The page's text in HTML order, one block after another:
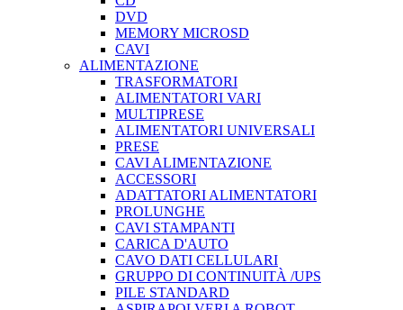
DVD
MEMORY MICROSD
CAVI
ALIMENTAZIONE
TRASFORMATORI
ALIMENTATORI VARI
MULTIPRESE
ALIMENTATORI UNIVERSALI
PRESE
CAVI ALIMENTAZIONE
ACCESSORI
ADATTATORI ALIMENTATORI
PROLUNGHE
CAVI STAMPANTI
CARICA D'AUTO
CAVO DATI CELLULARI
GRUPPO DI CONTINUITÀ /UPS
PILE STANDARD